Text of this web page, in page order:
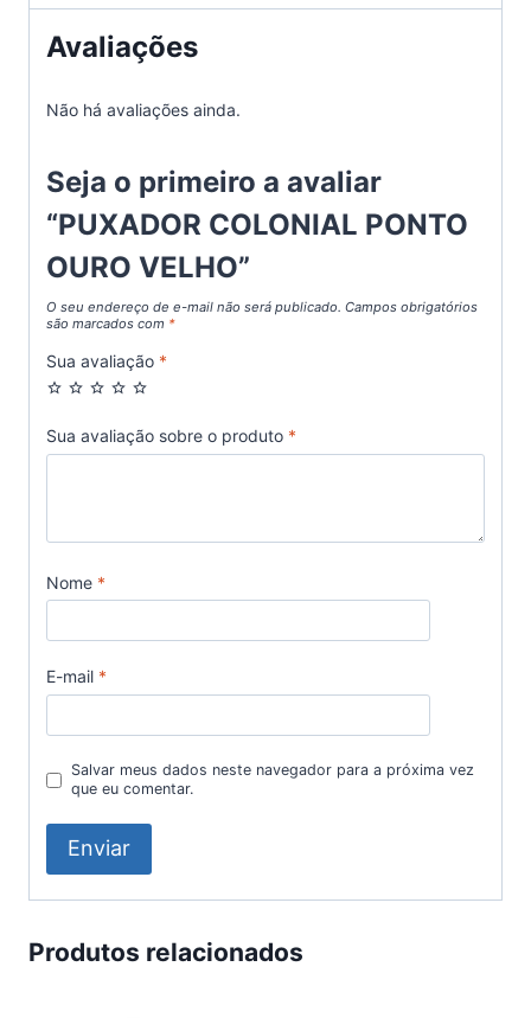
Avaliações
Não há avaliações ainda.
Seja o primeiro a avaliar
“PUXADOR COLONIAL PONTO
OURO VELHO”
O seu endereço de e-mail não será publicado. Campos obrigatórios
são marcados com *
Sua avaliação *
Sua avaliação sobre o produto *
Nome *
E-mail *
Salvar meus dados neste navegador para a próxima vez
que eu comentar.
Produtos relacionados